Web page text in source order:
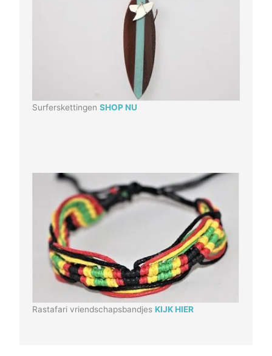
Surferskettingen SHOP NU
Rastafari vriendschapsbandjes KIJK HIER